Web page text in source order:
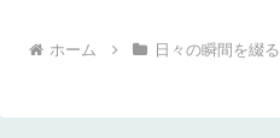
ホーム 日々の瞬間を綴る